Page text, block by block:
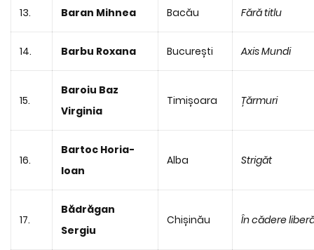
13. Baran Mihnea Bacău Fără titlu
14. Barbu Roxana București Axis Mundi
15.
Baroiu Baz
Virginia
Timișoara Țărmuri
16.
Bartoc Horia-
Ioan
Alba Strigăt
17.
Bădrăgan
Sergiu
Chișinău În cădere